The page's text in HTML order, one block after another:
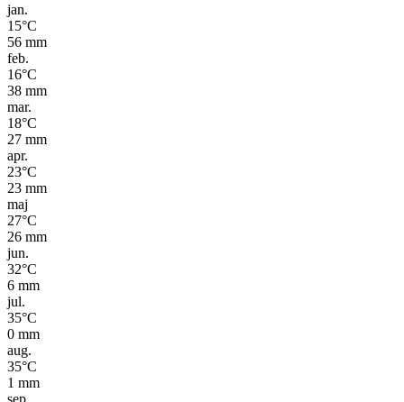
jan.
15°C
56 mm
feb.
16°C
38 mm
mar.
18°C
27 mm
apr.
23°C
23 mm
maj
27°C
26 mm
jun.
32°C
6 mm
jul.
35°C
0 mm
aug.
35°C
1 mm
sep.